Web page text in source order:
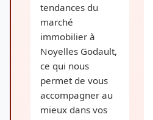
tendances du
marché
immobilier à
Noyelles Godault,
ce qui nous
permet de vous
accompagner au
mieux dans vos